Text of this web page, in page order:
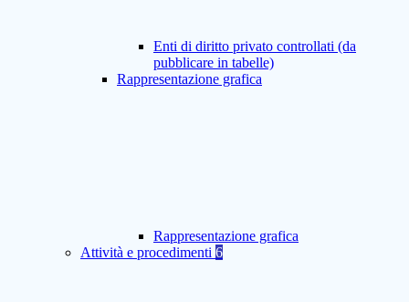
Enti di diritto privato controllati (da
pubblicare in tabelle)
Rappresentazione grafica
Rappresentazione grafica
Attività e procedimenti 6